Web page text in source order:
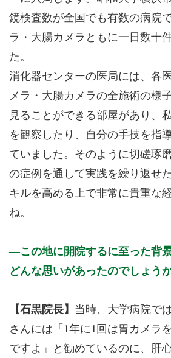
鏡検査数が全国でも有数の病院
ラ・大腸カメラともに一日数十
た。
消化器センターの医局には、各
メラ・大腸カメラの全施術の様
見ることができる部屋があり、
を観察したり、自分の手技を指
ていました。そのように切磋琢
の症例を通して実践を繰り返せ
キルを高める上で非常に貴重な
ね。
この地に開院するに至った背
どんな思いがあったのでしょう
【石黒院長】 当時、大学病院で
さんには「1年に1回は胃カメラ
ですよ」と勧めているのに、肝